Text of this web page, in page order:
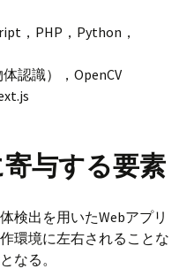
，PHP，Python，
認識），OpenCV
与する要素
検出を用いたWebアプリ
環境に左右されることな
なる。